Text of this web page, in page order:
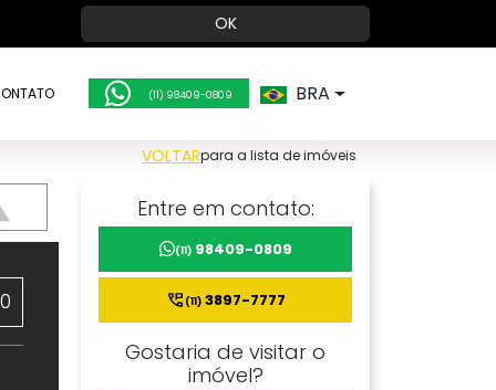
OK
(11) 98409-0809 BRA
VOLTARpara a lista de imóveis
Entre em contato:
(11)98409-0809
(11)3897-7777
Gostaria de visitar o
imóvel?